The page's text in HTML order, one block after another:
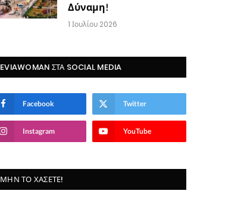
Δύναμη!
1 Ιουλίου 2026
EVIAWOMAN ΣΤΑ SOCIAL MEDIA
Facebook Twitter
Instagram YouTube
ΜΗΝ ΤΟ ΧΆΣΕΤΕ!